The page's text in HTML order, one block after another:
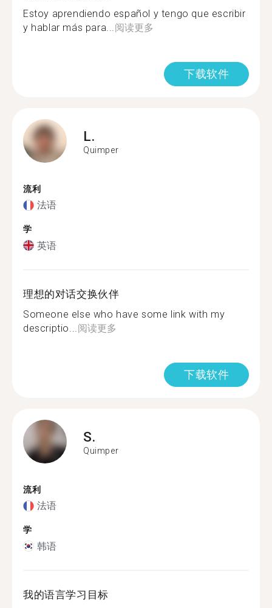
Estoy aprendiendo español y tengo que escribir
y hablar más para... 阅读更多
下载软件
L.
Quimper
流利
法语
学
英语
理想的对话交换伙伴
Someone else who have some link with my
descriptio... 阅读更多
下载软件
S.
Quimper
流利
法语
学
韩语
我的语言学习目标